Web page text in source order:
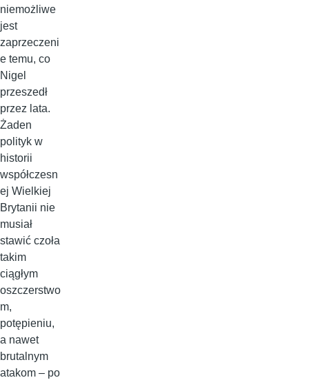
niemożliwe
jest
zaprzeczeni
e temu, co
Nigel
przeszedł
przez lata.
Żaden
polityk w
historii
współczesn
ej Wielkiej
Brytanii nie
musiał
stawić czoła
takim
ciągłym
oszczerstwo
m,
potępieniu,
a nawet
brutalnym
atakom – po